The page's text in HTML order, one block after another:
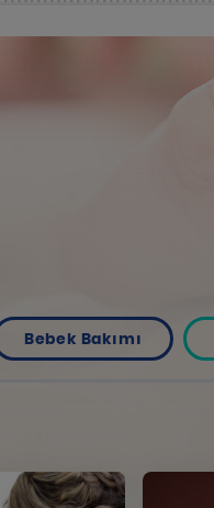
Bebek Bakımı